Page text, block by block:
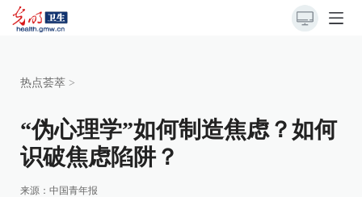
热点荟萃 >
“伪心理学”如何制造焦虑？如何
识破焦虑陷阱？
来源： 中国青年报